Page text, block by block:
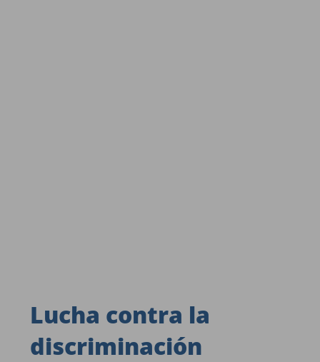
Lucha contra la
discriminación